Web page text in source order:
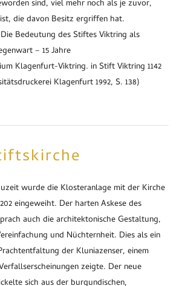
sind, viel mehr noch als je zuvor,
die davon Besitz ergriffen hat.
Bedeutung des Stiftes Viktring als
– 15 Jahre
Klagenfurt-Viktring. in Stift Viktring 1142
Klagenfurt 1992, S. 138)
wurde die Klosteranlage mit der Kirche
eingeweiht. Der harten Askese des
auch die architektonische Gestaltung,
und Nüchternheit. Dies als ein
der Kluniazenser, einem
zeigte. Der neue
sich aus der burgundischen,